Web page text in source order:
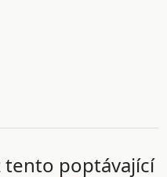
tento poptávající